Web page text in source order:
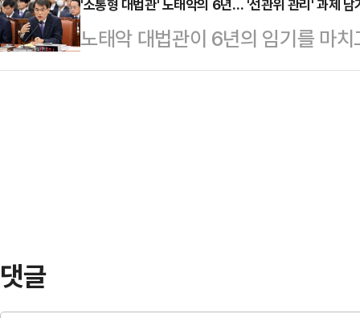
장검사)는 지난 10일 살인, 특수상
속기소 했다. 김소영은 지난해 12
명에게 벤조디아제…
따라 현직 사법부 수장이 하급심인
태도 가능한 시나리오다.법조계 안
대한 고소·고발이 일상화 될 수 있
'소통형 대법관' 노태악의 6년… '선관위 관리' 과제
노태악 대법관이 6년의 임기를 마
2020년 대법관으로 임명된 그는
댓글